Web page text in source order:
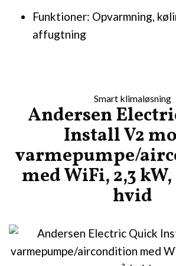
Funktioner: Opvarmning,
affugtning
Smart klima­løsning
Andersen
Install V2
varmepumpe/
med WiFi, 2,3 kW,
hvid